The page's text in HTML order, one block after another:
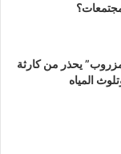
يحذر من كارثة
المياه